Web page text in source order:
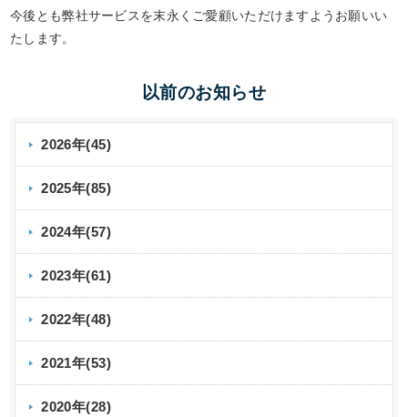
今後とも弊社サービスを末永くご愛顧いただけますようお願いい
たします。
以前のお知らせ
2026年(45)
2025年(85)
2024年(57)
2023年(61)
2022年(48)
2021年(53)
2020年(28)